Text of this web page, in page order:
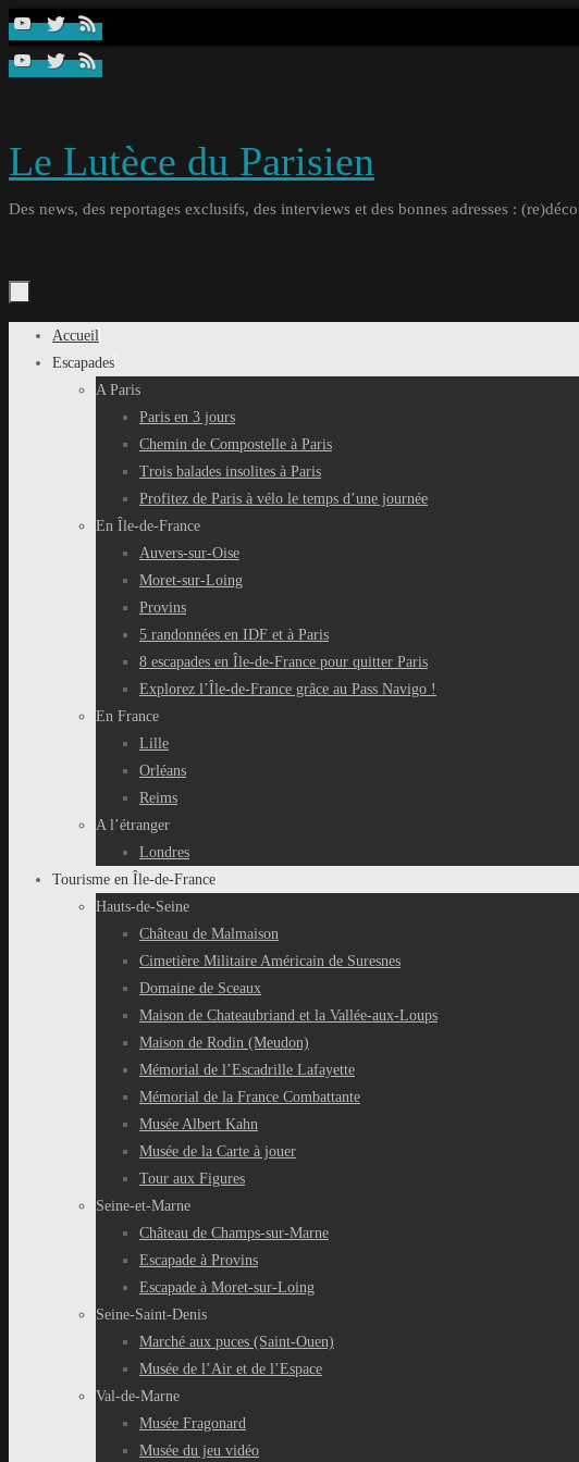
Passer
contenu
Le Lutèce du Parisien
Des news, des reportages exclusifs, des interviews et des bonnes adresses :
Passer
Accueil
Escapades
A Paris
Paris en 3 jours
Chemin de Compostelle à Paris
Trois balades insolites à Paris
Profitez de Paris à vélo le temps d’une journée
En Île-de-France
Auvers-sur-Oise
Moret-sur-Loing
Provins
5 randonnées en IDF et à Paris
8 escapades en Île-de-France pour quitter Paris
Explorez l’Île-de-France grâce au Pass Navigo !
En France
Lille
Orléans
Reims
A l’étranger
Londres
Tourisme en Île-de-France
Hauts-de-Seine
Château de Malmaison
Cimetière Militaire Américain de Suresnes
Domaine de Sceaux
Maison de Chateaubriand et la Vallée-aux-Loups
Maison de Rodin (Meudon)
Mémorial de l’Escadrille Lafayette
Mémorial de la France Combattante
Musée Albert Kahn
Musée de la Carte à jouer
Tour aux Figures
Seine-et-Marne
Château de Champs-sur-Marne
Escapade à Provins
Escapade à Moret-sur-Loing
Seine-Saint-Denis
Marché aux puces (Saint-Ouen)
Musée de l’Air et de l’Espace
Val-de-Marne
Musée Fragonard
Musée du jeu vidéo